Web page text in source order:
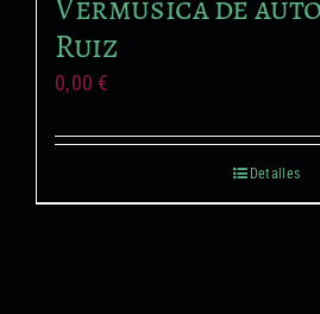
Ruiz
0,00 €
Detalles